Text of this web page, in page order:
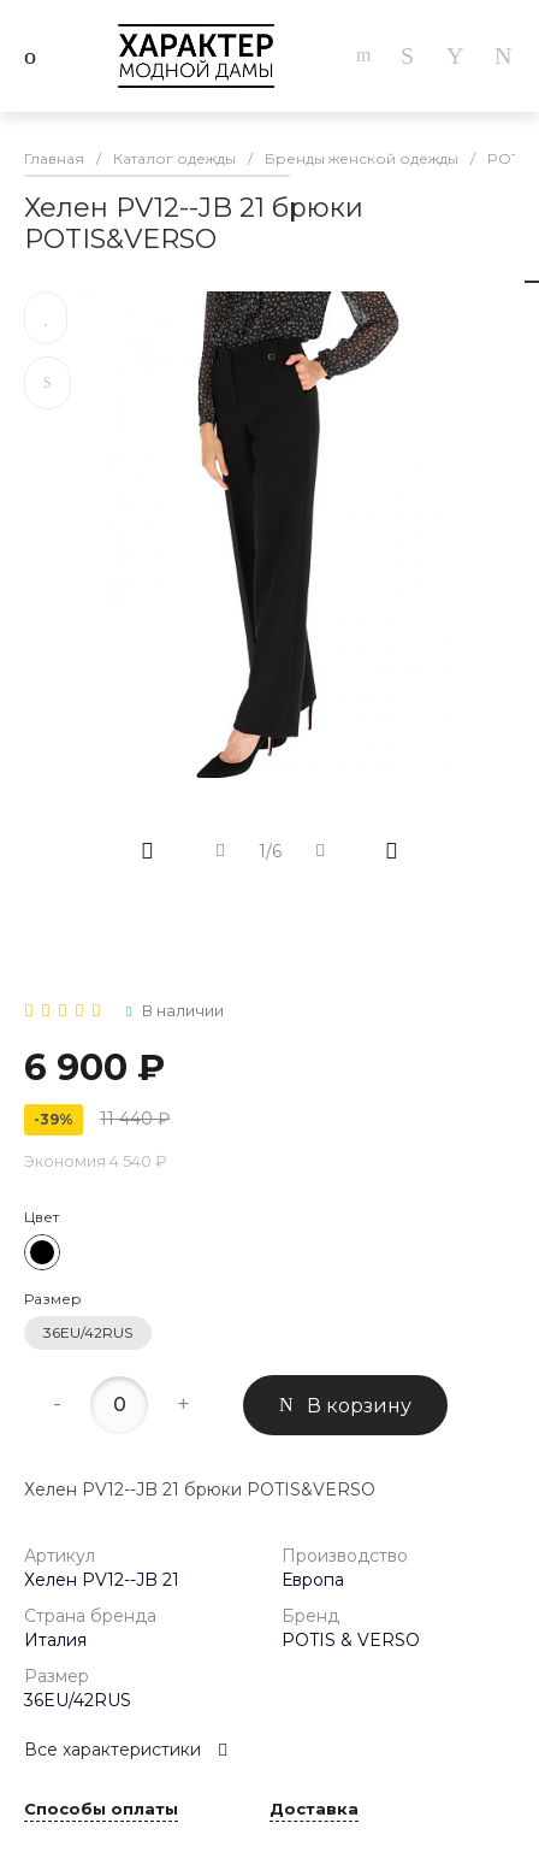
Главная / Каталог одежды / Бренды женской одежды / POTIS
Хелен PV12--JB 21 брюки
POTIS&VERSO
1/6
В наличии
6 900 ₽
-39% 11 440 ₽
Экономия 4 540 ₽
Цвет
Размер
36EU/42RUS
- + В корзину
Хелен PV12--JB 21 брюки POTIS&VERSO
Артикул
Хелен PV12--JB 21
Производство
Европа
Страна бренда
Италия
Бренд
POTIS & VERSO
Размер
36EU/42RUS
Все характеристики
Способы оплаты Доставка